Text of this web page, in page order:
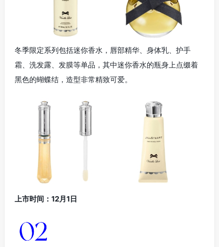
冬季限定系列包括迷你香水，唇部精华、身体乳、护手
霜、洗发露、发膜等单品，其中迷你香水的瓶身上点缀着
黑色的蝴蝶结，造型非常精致可爱。
上市时间：12月1日